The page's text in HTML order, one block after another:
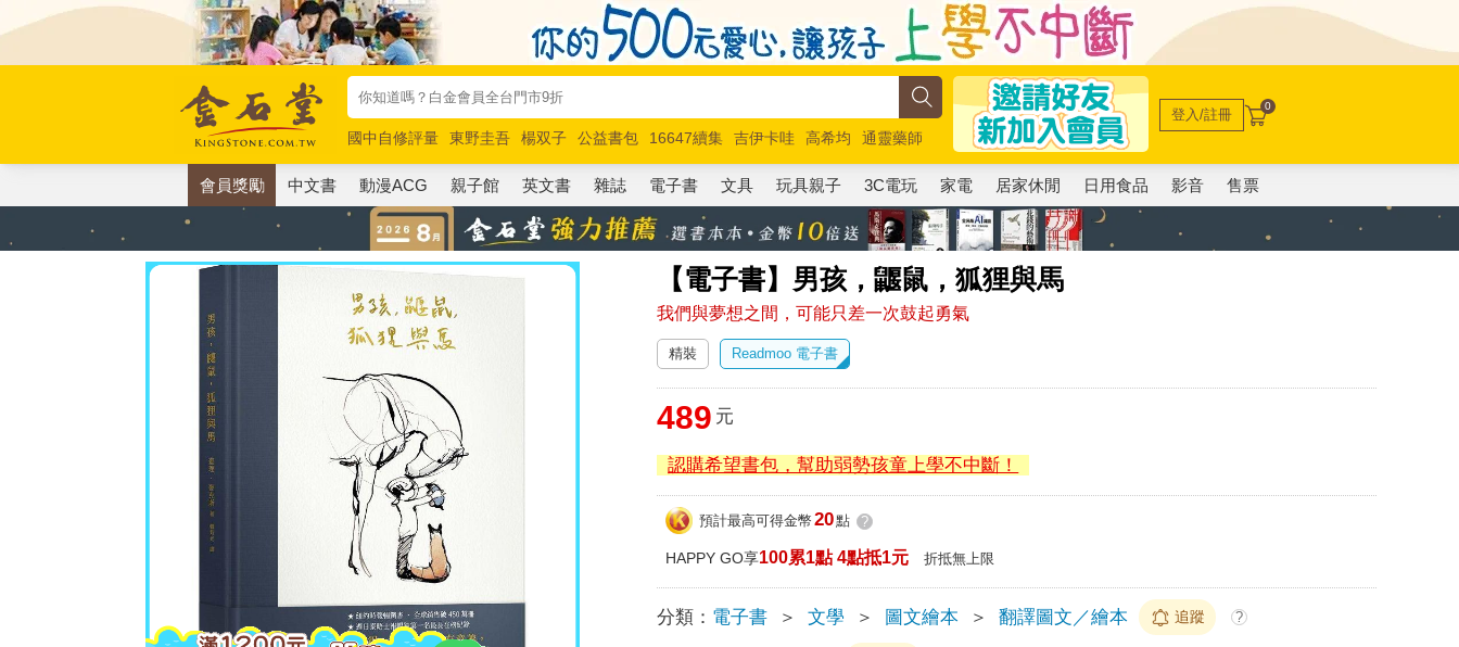
國中自修評量 東野圭吾 楊双子 公益書包 16647續集 吉伊卡哇 高希均
通靈藥師
唯紅花綻放
奧德賽 路邊攤新作 馬斯克 玩具總動員5 超慢跑
登入/註冊 0
會員獎勵 中文書 動漫ACG 親子館 英文書 雜誌 電子書 文具 玩具親子 3C電玩 家電 居家休閒 日用食品 影音 售票
【電子書】男孩，鼴鼠，狐狸與馬
我們與夢想之間，可能只差一次鼓起勇氣
精裝 Readmoo 電子書
489 元
認購希望書包，幫助弱勢孩童上學不中斷！
預計最高可得金幣 20點 ?
HAPPY GO享100累1點 4點抵1元 折抵無上限
分類： 電子書 ＞ 文學 ＞ 圖文繪本 ＞ 翻譯圖文／繪本 追蹤 ?